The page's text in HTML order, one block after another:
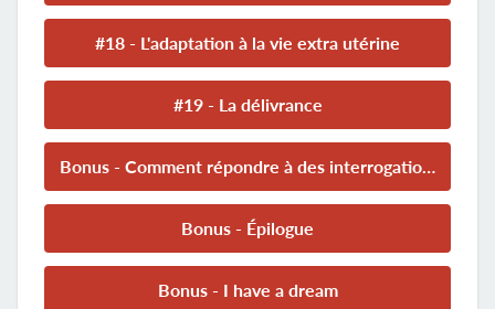
#18 - L'adaptation à la vie extra utérine
#19 - La délivrance
Bonus - Épilogue
Bonus - I have a dream